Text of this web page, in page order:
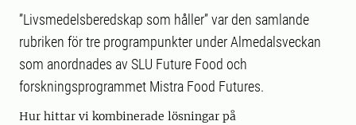
”Livsmedelsberedskap som håller” var den samlande
rubriken för tre programpunkter under Almedalsveckan
som anordnades av SLU Future Food och
forskningsprogrammet Mistra Food Futures.
Hur hittar vi kombinerade lösningar på